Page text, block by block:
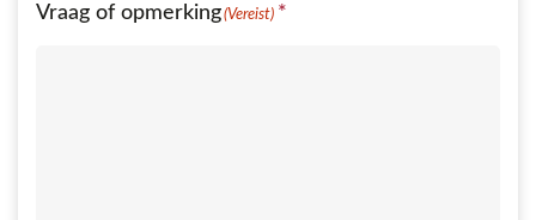
Vraag of opmerking(Vereist)